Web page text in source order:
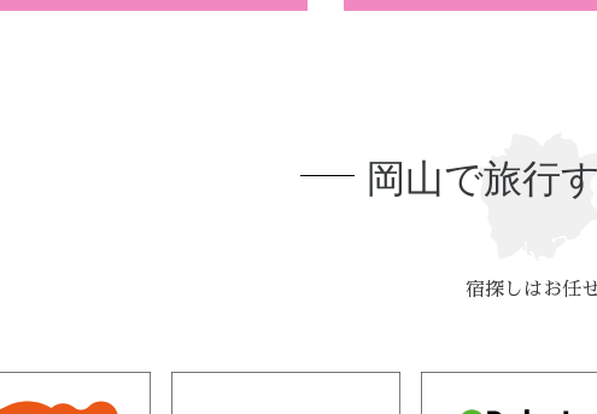
岡山で旅行
宿探しはお任せ